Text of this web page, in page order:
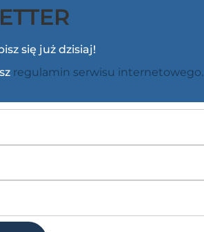
się już dzisiaj!
regulamin serwisu internetowego.